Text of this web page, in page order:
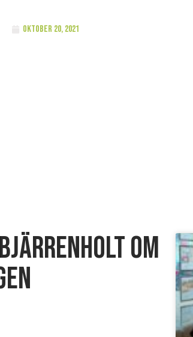
oktober 20, 2021
Bjärrenholt om